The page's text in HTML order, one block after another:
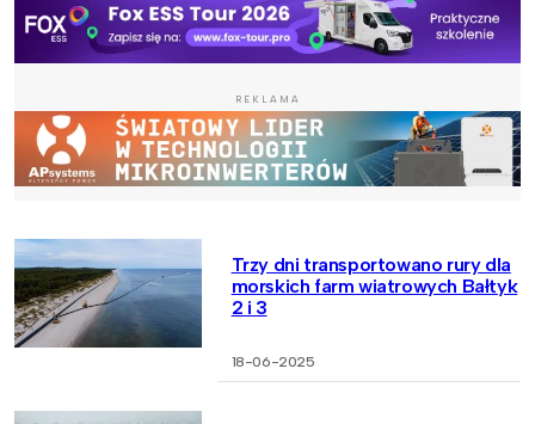
REKLAMA
Trzy dni transportowano rury dla
morskich farm wiatrowych Bałtyk
2 i 3
18-06-2025